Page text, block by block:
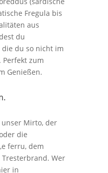
Fregula bis
aus
du
du so nicht im
zum
Genießen.
Mirto, der
die
ferru, dem
Wer
in